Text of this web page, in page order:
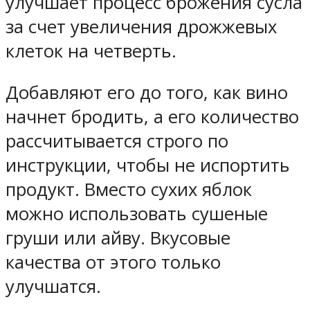
за счет увеличения дрожжевых
клеток на четверть.
Добавляют его до того, как вино
начнет бродить, а его количество
рассчитывается строго по
инструкции, чтобы не испортить
продукт. Вместо сухих яблок
можно использовать сушеные
груши или айву. Вкусовые
качества от этого только
улучшатся.